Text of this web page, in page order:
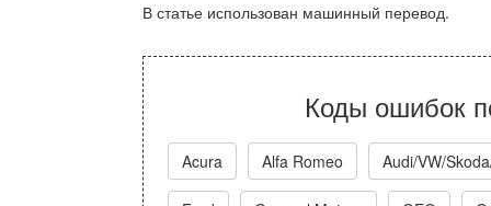
В статье использован машинный перевод.
Коды ошибок
Acura Alfa Romeo Audi/VW/